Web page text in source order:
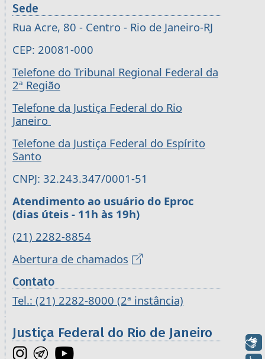
Sede
Rua Acre, 80 - Centro - Rio de Janeiro-RJ
CEP: 20081-000
Telefone do Tribunal Regional Federal da
2ª Região
Telefone da Justiça Federal do Rio
Janeiro
Telefone da Justiça Federal do Espírito
Santo
CNPJ: 32.243.347/0001-51
Atendimento ao usuário do Eproc
(dias úteis - 11h às 19h)
(21) 2282-8854
Abertura de chamados
Contato
Tel.: (21) 2282-8000 (2ª instância)
Justiça Federal do Rio de Janeiro
Libras